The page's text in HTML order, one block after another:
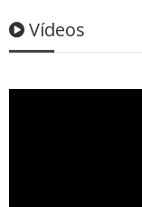
Vídeos